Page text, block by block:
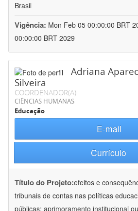
Brasil
Vigência: Mon Feb 05 00:00:00 BRT
00:00:00 BRT 2029
Adriana
Silveira
COORDENADOR(A)
CIÊNCIAS HUMANAS
Educação
E-mail
Currículo
Título do Projeto:efeitos e
tribunais de contas nas políticas
públicas: aprimoramento institucional